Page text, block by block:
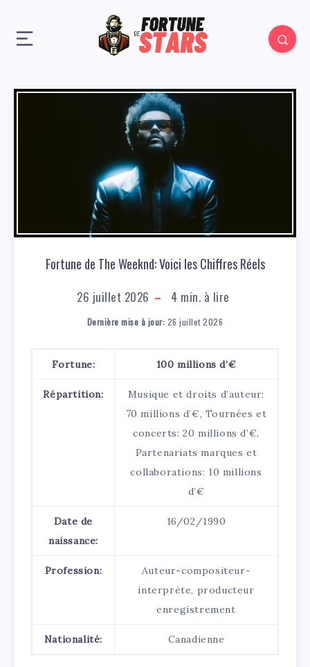
Fortune de The Weeknd: Voici les Chiffres Réels
26 juillet 2026 4 min. à lire
Dernière mise à jour: 26 juillet 2026
Fortune: 100 millions d’€
Répartition:
Musique et droits d’auteur:
70 millions d’€, Tournées et
concerts: 20 millions d’€,
Partenariats marques et
collaborations: 10 millions
d’€
Date de
naissance:
16/02/1990
Profession:
Auteur-compositeur-
interprète, producteur
enregistrement
Nationalité: Canadienne